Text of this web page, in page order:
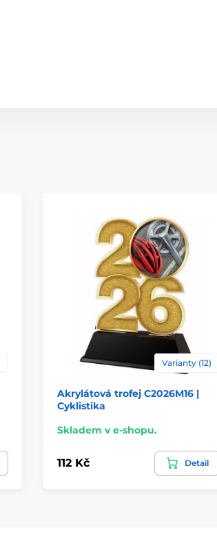
Varianty (12)
Akrylátová trofej C2026M16 |
Cyklistika
Skladem v e-shopu.
112 Kč Detail